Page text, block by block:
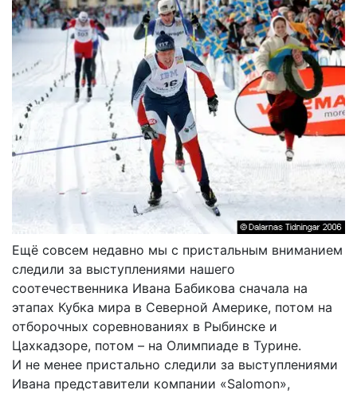
Ещё совсем недавно мы с пристальным вниманием
следили за выступлениями нашего
соотечественника Ивана Бабикова сначала на
этапах Кубка мира в Северной Америке, потом на
отборочных соревнованиях в Рыбинске и
Цахкадзоре, потом – на Олимпиаде в Турине.
И не менее пристально следили за выступлениями
Ивана представители компании «Salomon»,